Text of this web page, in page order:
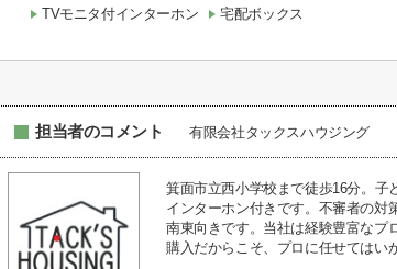
TVモニタ付インターホン
宅配ボックス
担当者のコメント 有限会社タックスハウジング
箕面市立西小学校まで徒歩16分。子
インターホン付きです。不審者の対
南東向きです。当社は経験豊富なプ
購入だからこそ、プロに任せてはい